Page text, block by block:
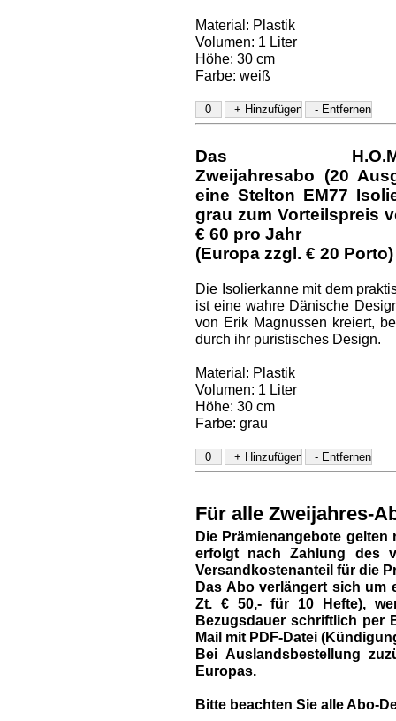
Material: Plastik
Volumen: 1 Liter
Höhe: 30 cm
Farbe: weiß
Das H.O.M.E.-
Zweijahresabo (20
eine Stelton EM77
grauzum Vorteilspreis
€ 60 pro Jahr
(Europa zzgl. € 20 Porto)
Die Isolierkanne mit dem
ist eine wahre Dänische
von Erik Magnussen kreiert,
durch ihr puristisches Design.
Material: Plastik
Volumen: 1 Liter
Höhe: 30 cm
Farbe: grau
Für alle Zweijahres-
Die Prämienangebote
erfolgt nach Zahlung des
Versandkostenanteil für die
Das Abo verlängert sich um
Zt. € 50,- für 10 Hefte),
Bezugsdauer schriftlich per
Mail mit PDF-Datei
Bei Auslandsbestellung
Europas.
Bitte beachten Sie alle Abo-